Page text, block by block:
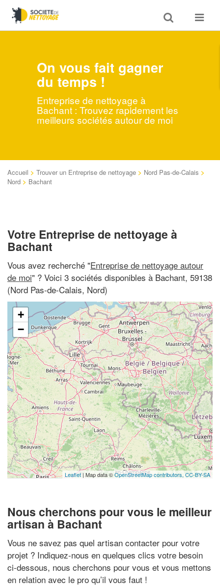
Toggle
search
Toggle
On vous fait gagner
du temps !
Entreprise de nettoyage à
Bachant : Trouvez rapidement les
meilleurs sociétés autour de moi
Accueil > Trouver un Entreprise de nettoyage > Nord Pas-de-Calais >
Nord > Bachant
Votre Entreprise de nettoyage à
Bachant
Vous avez recherché "Entreprise de nettoyage autour
de moi" ? Voici 3 sociétés disponibles à Bachant, 59138
(Nord Pas-de-Calais, Nord)
+
−
Leaflet | Map data ©OpenStreetMap contributors, CC-BY-SA
Nous cherchons pour vous le meilleur
artisan à Bachant
Vous ne savez pas quel artisan contacter pour votre
projet ? Indiquez-nous en quelques clics votre besoin
ci-dessous, nous cherchons pour vous et vous mettons
en relation avec le pro qu’il vous faut !